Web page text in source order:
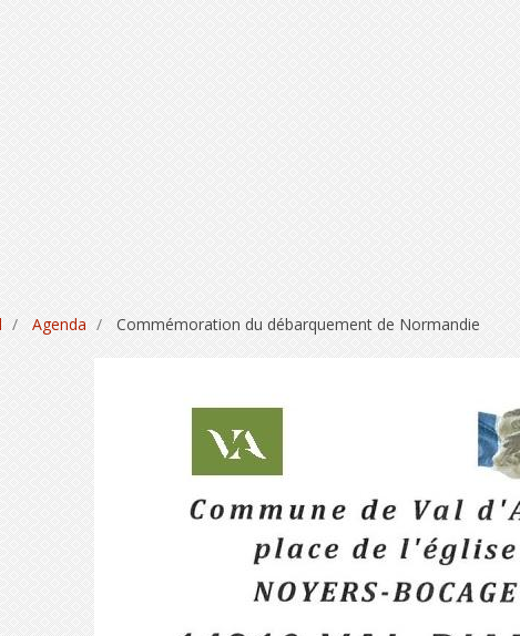
Agenda Commémoration du débarquement de Normandie